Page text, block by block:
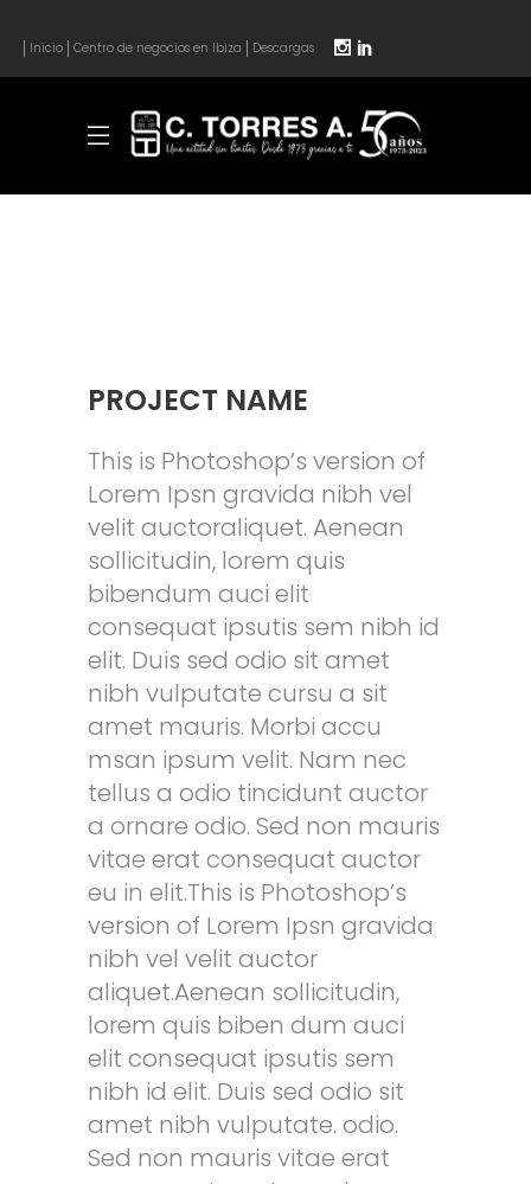
Inicio Centro de negocios en Ibiza Descargas
PROJECT NAME
This is Photoshop’s version of
Lorem Ipsn gravida nibh vel
velit auctoraliquet. Aenean
sollicitudin, lorem quis
bibendum auci elit
consequat ipsutis sem nibh id
elit. Duis sed odio sit amet
nibh vulputate cursu a sit
amet mauris. Morbi accu
msan ipsum velit. Nam nec
tellus a odio tincidunt auctor
a ornare odio. Sed non mauris
vitae erat consequat auctor
eu in elit.This is Photoshop’s
version of Lorem Ipsn gravida
nibh vel velit auctor
aliquet.Aenean sollicitudin,
lorem quis biben dum auci
elit consequat ipsutis sem
nibh id elit. Duis sed odio sit
amet nibh vulputate. odio.
Sed non mauris vitae erat